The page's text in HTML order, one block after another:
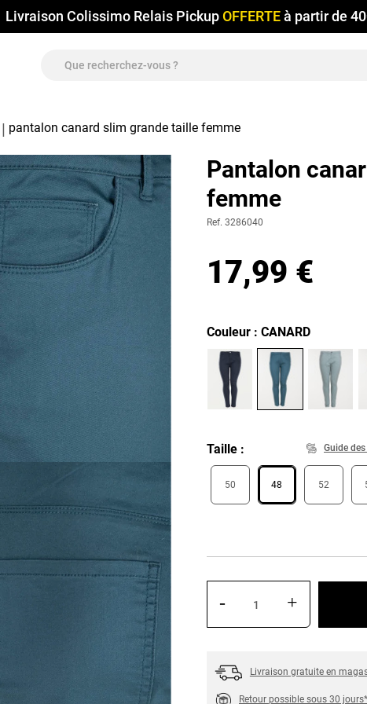
Livraison Colissimo Relais Pickup OFFERTEà partir de
pantalon canard slim grande taille femme
Pantalon
femme
Ref. 3286040
17,99 €
Couleur : CANARD
Taille Guide
50 48 52
- +
Livraison gratuite en
Retour possible sous 30 jours*